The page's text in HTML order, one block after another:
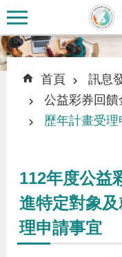
跳到主要內容區塊
本
署
:::
::: 首頁 訊息
公益彩券回饋
歷年計畫受理
112年度公益
進特定對象
理申請事宜